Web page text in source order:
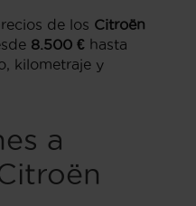
de los Citroën
8.500 € hasta
kilometraje y
a